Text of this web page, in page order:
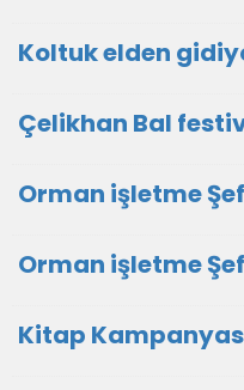
Koltuk elden
Çelikhan Bal
Orman işletme
Orman işletme
Kitap